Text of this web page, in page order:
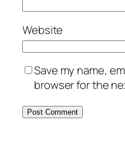
Website
Save my name,
browser for the